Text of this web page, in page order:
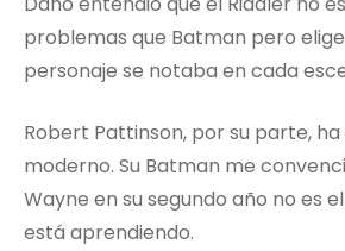
problemas que Batman pero
personaje se notaba en cada
Robert Pattinson, por su parte,
moderno. Su Batman me
Wayne en su segundo año no es
está aprendiendo.